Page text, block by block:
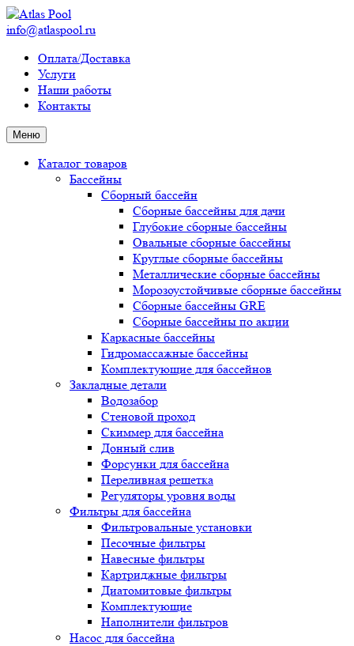
info@atlaspool.ru
Оплата/Доставка
Услуги
Наши работы
Контакты
Меню
Каталог товаров
Бассейны
Сборный бассейн
Сборные бассейны для дачи
Глубокие сборные бассейны
Овальные сборные бассейны
Круглые сборные бассейны
Металлические сборные бассейны
Морозоустойчивые сборные бассейны
Сборные бассейны GRE
Сборные бассейны по акции
Каркасные бассейны
Гидромассажные бассейны
Комплектующие для бассейнов
Закладные детали
Водозабор
Стеновой проход
Скиммер для бассейна
Донный слив
Форсунки для бассейна
Переливная решетка
Регуляторы уровня воды
Фильтры для бассейна
Фильтровальные установки
Песочные фильтры
Навесные фильтры
Картриджные фильтры
Диатомитовые фильтры
Комплектующие
Наполнители фильтров
Насос для бассейна